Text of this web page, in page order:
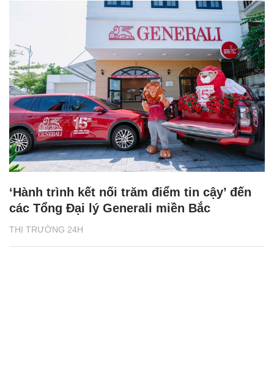
THỊ TRƯỜNG 24H
‘Hành trình kết nối trăm điểm tin cậy’ đến
các Tổng Đại lý Generali miền Bắc